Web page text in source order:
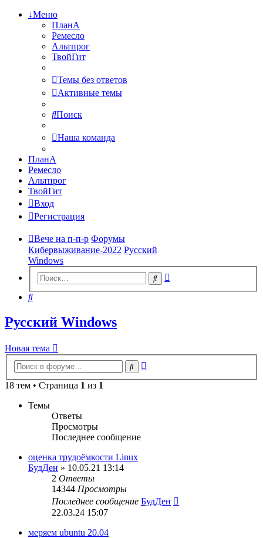
↓Меню
ПланА
Ремесло
Альтпрог
ТвойГит
Темы без ответов
Активные темы
Поиск
Наша команда
ПланА
Ремесло
Альтпрог
ТвойГит
Вход
Регистрация
Вече на п-п-р Форумы
Кибервыживание-2022 Русский
Windows
Поиск
Поиск
Русский Windows
Новая тема
Поиск
18 тем • Страница 1 из 1
Темы
Ответы
Просмотры
Последнее сообщение
оценка трудоёмкости Linux
БудДен » 10.05.21 13:14
2 Ответы
14344 Просмотры
Последнее сообщение БудДен
22.03.24 15:07
меряем ubuntu 20.04